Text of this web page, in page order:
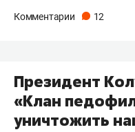
Комментарии 12
Президент
«Клан
уничтожить